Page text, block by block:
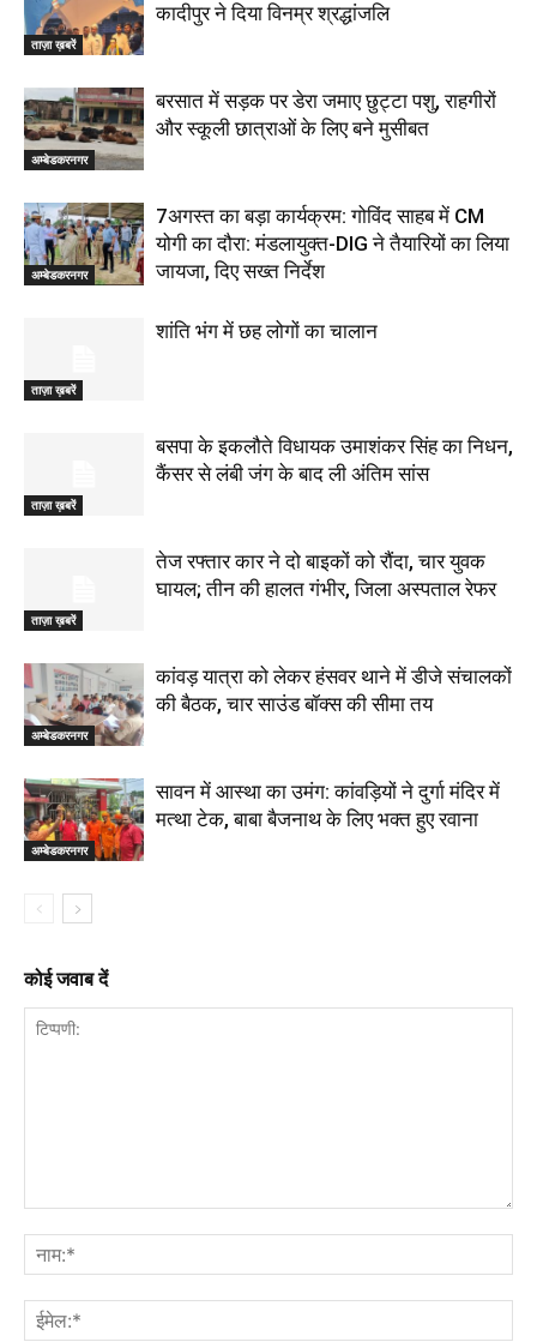
ताज़ा ख़बरें
कादीपुर ने दिया विनम्र श्रद्धांजलि
अम्बेडकरनगर
बरसात में सड़क पर डेरा जमाए छुट्टा पशु, राहगीरों
और स्कूली छात्राओं के लिए बने मुसीबत
अम्बेडकरनगर
7अगस्त का बड़ा कार्यक्रम: गोविंद साहब में CM
योगी का दौरा: मंडलायुक्त-DIG ने तैयारियों का लिया
जायजा, दिए सख्त निर्देश
ताज़ा ख़बरें
शांति भंग में छह लोगों का चालान
ताज़ा ख़बरें
बसपा के इकलौते विधायक उमाशंकर सिंह का निधन,
कैंसर से लंबी जंग के बाद ली अंतिम सांस
ताज़ा ख़बरें
तेज रफ्तार कार ने दो बाइकों को रौंदा, चार युवक
घायल; तीन की हालत गंभीर, जिला अस्पताल रेफर
अम्बेडकरनगर
कांवड़ यात्रा को लेकर हंसवर थाने में डीजे संचालकों
की बैठक, चार साउंड बॉक्स की सीमा तय
अम्बेडकरनगर
सावन में आस्था का उमंग: कांवड़ियों ने दुर्गा मंदिर में
मत्था टेक, बाबा बैजनाथ के लिए भक्त हुए रवाना
कोई जवाब दें